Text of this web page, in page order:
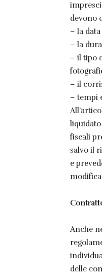
devono
– la
– la
– il tipo
– il
– tempi
liquidato
fiscali
salvo il
e
Anche
delle